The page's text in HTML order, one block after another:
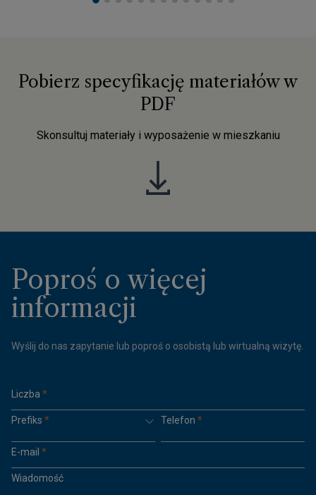
Pobierz specyfikację materiałów w
PDF
Skonsultuj materiały i wyposażenie w mieszkaniu
Poproś o więcej
informacji
Wyślij do nas zapytanie lub poproś o osobistą lub wirtualną wizytę.
Liczba *
Prefiks * Telefon *
E-mail *
Wiadomość